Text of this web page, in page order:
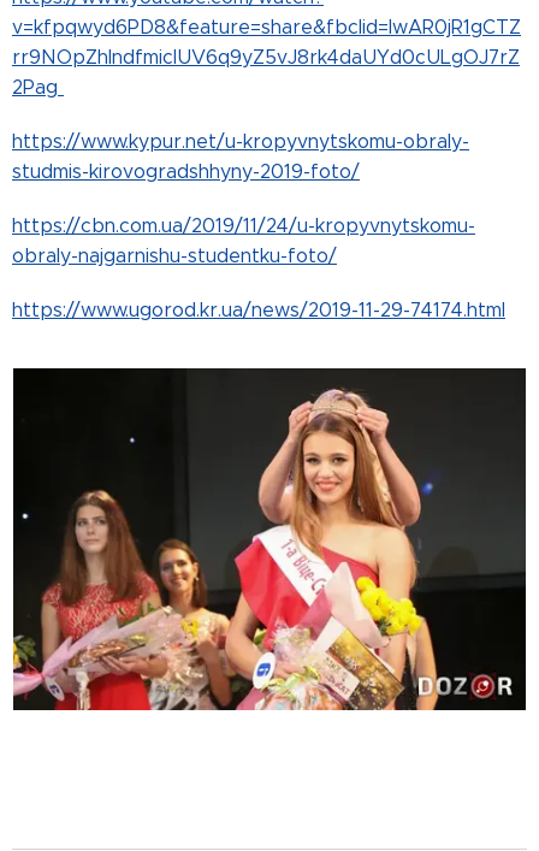
v=kfpqwyd6PD8&feature=share&fbclid=IwAR0jR1gCTZ
rr9NOpZhIndfmiclUV6q9yZ5vJ8rk4daUYd0cULgOJ7rZ
2Pag
https://www.kypur.net/u-kropyvnytskomu-obraly-
studmis-kirovogradshhyny-2019-foto/
https://cbn.com.ua/2019/11/24/u-kropyvnytskomu-
obraly-najgarnishu-studentku-foto/
https://www.ugorod.kr.ua/news/2019-11-29-74174.html